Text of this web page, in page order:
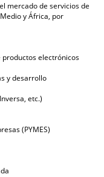
mercado de servicios de
y África, por
electrónicos
y desarrollo
etc.)
(PYMES)